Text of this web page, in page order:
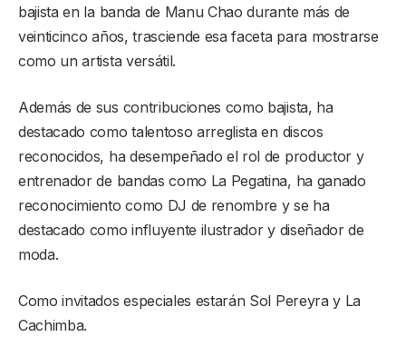
bajista en la banda de Manu Chao durante más de
veinticinco años, trasciende esa faceta para mostrarse
como un artista versátil.
Además de sus contribuciones como bajista, ha
destacado como talentoso arreglista en discos
reconocidos, ha desempeñado el rol de productor y
entrenador de bandas como La Pegatina, ha ganado
reconocimiento como DJ de renombre y se ha
destacado como influyente ilustrador y diseñador de
moda.
Como invitados especiales estarán Sol Pereyra y La
Cachimba.